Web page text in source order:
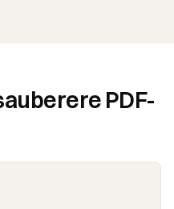
PDF-